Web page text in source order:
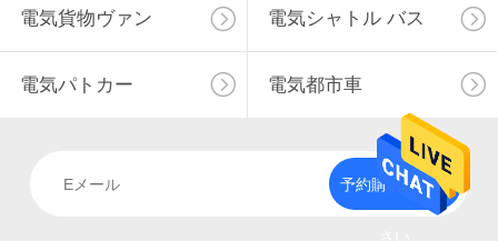
ュ
ー
電気貨物ヴァン 電気シャトル バス
電気パトカー 電気都市車
予約購読して下